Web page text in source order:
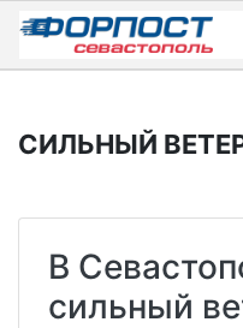
Skip
content
СИЛЬНЫЙ
В
сильный